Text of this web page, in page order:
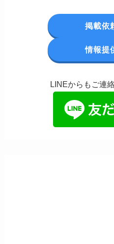
掲載依
情報提
LINEからもご連